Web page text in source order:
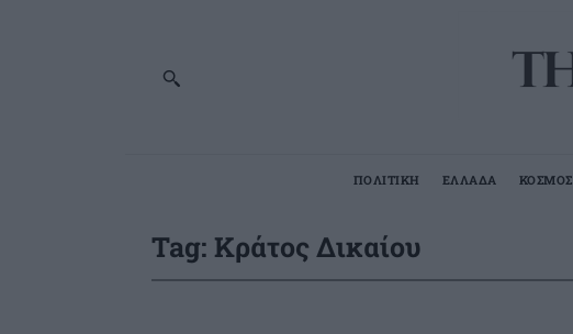
ΠΟΛΙΤΙΚΗ ΕΛΛΑΔΑ ΚΟΣΜΟΣ
Tag: Κράτος Δικαίου